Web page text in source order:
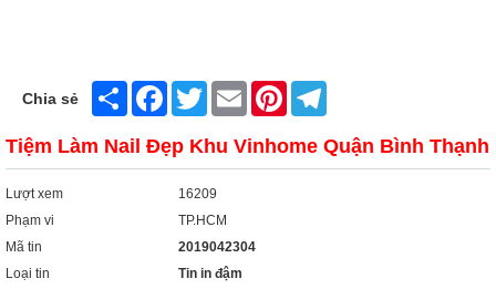
Chia sẻ Share FacebookTwitter Email Pinterest
Tiệm Làm Nail Đẹp Khu Vinhome Quận Bình Thạnh
Lượt xem
16209
Phạm vi
TP.HCM
Mã tin
2019042304
Loại tin
Tin in đậm